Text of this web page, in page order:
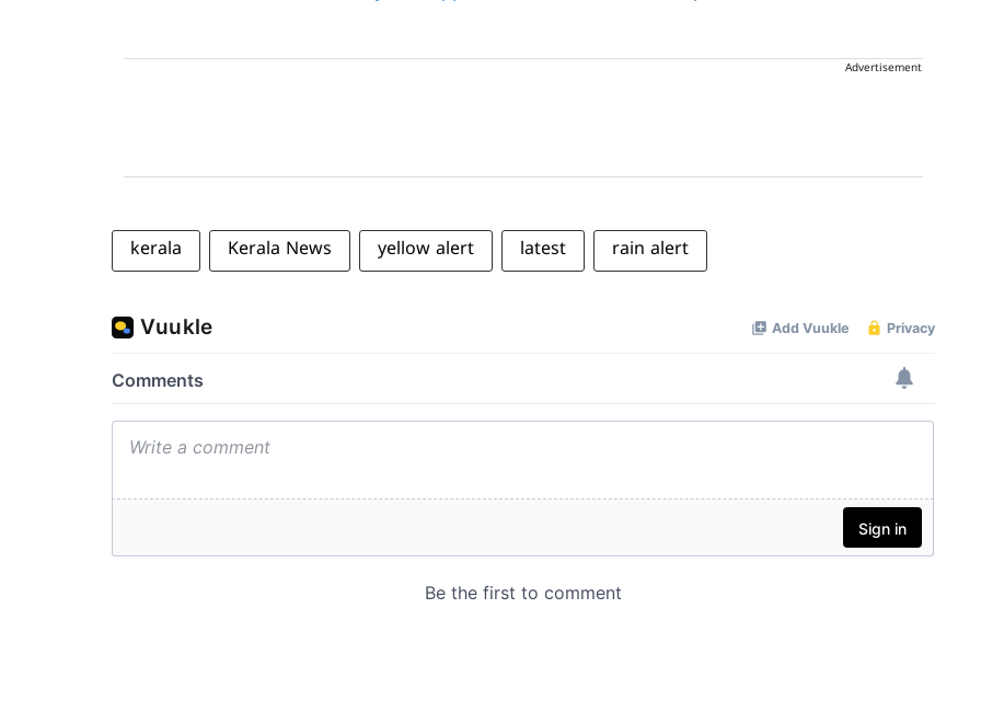
Advertisement
kerala Kerala News yellow alert latest rain alert